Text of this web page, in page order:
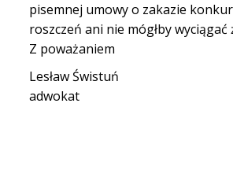
pisemnej umowy o zakazie
roszczeń ani nie mógłby
Z poważaniem
Lesław Świstuń
adwokat